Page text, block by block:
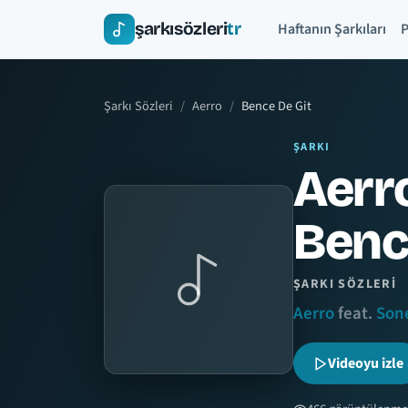
şarkısözleritr Haftanın Şarkıları
Şarkı Sözleri Aerro Bence De Git
ŞARKI
ŞARKI SÖZLERI
Aerrofeat.
Videoyu izle